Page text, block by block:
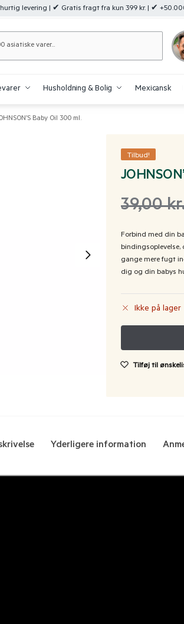
levering | ✔ Gratis fragt fra kun 399 kr. | ✔
Husholdning & Bolig Mexicansk
Baby Oil 300 ml.
Tilbud!
39,00
Forbind med din
bindingsoplevelse,
gange mere fugt
dig og din babys
Ikke på lager
Tilføj til
Yderligere information